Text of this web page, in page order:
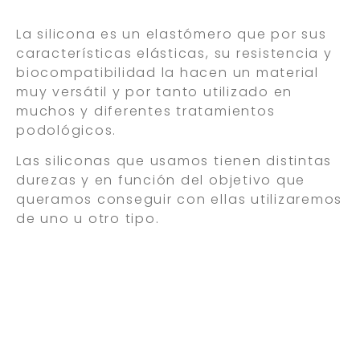
La silicona es un elastómero que por sus
características elásticas, su resistencia y
biocompatibilidad la hacen un material
muy versátil y por tanto utilizado en
muchos y diferentes tratamientos
podológicos.
Las siliconas que usamos tienen distintas
durezas y en función del objetivo que
queramos conseguir con ellas utilizaremos
de uno u otro tipo.